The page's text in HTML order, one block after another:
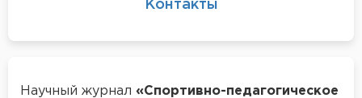
Контакты
Научный журнал «Спортивно-педагогическое